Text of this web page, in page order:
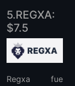
5.REGXA:
$7.5
Regxa fue